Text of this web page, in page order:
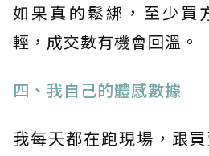
如果真的鬆綁，至少買
輕，成交數有機會回溫。
四、我自己的體感數據
我每天都在跑現場，跟